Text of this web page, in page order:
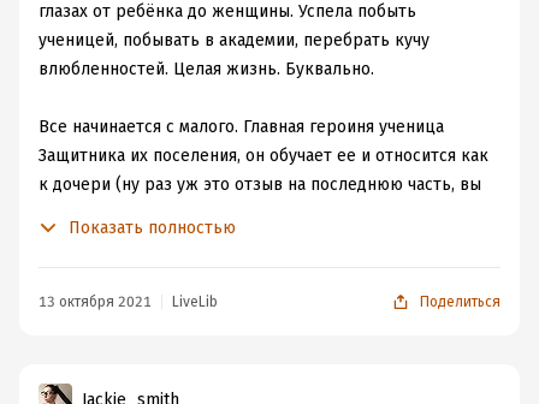
глазах от ребёнка до женщины. Успела побыть
ученицей, побывать в академии, перебрать кучу
влюбленностей. Целая жизнь. Буквально.
Все начинается с малого. Главная героиня ученица
Защитника их поселения, он обучает ее и относится как
к дочери (ну раз уж это отзыв на последнюю часть, вы
наделены особым даром, так что чем бы дитя не
козлом.. И тут то и выясняется что ученицей она была
Показать полностью
13 октября 2021 LiveLib Поделиться
Jackie_smith